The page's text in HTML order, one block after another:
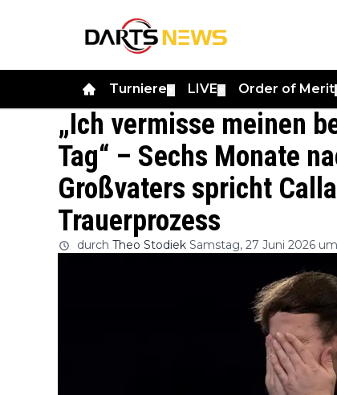
Turniere LIVE Order of Merit
„Ich vermisse meinen
Tag“ – Sechs Monate
Großvaters spricht
Trauerprozess
durch Theo Stodiek Samstag, 27 Juni 2026